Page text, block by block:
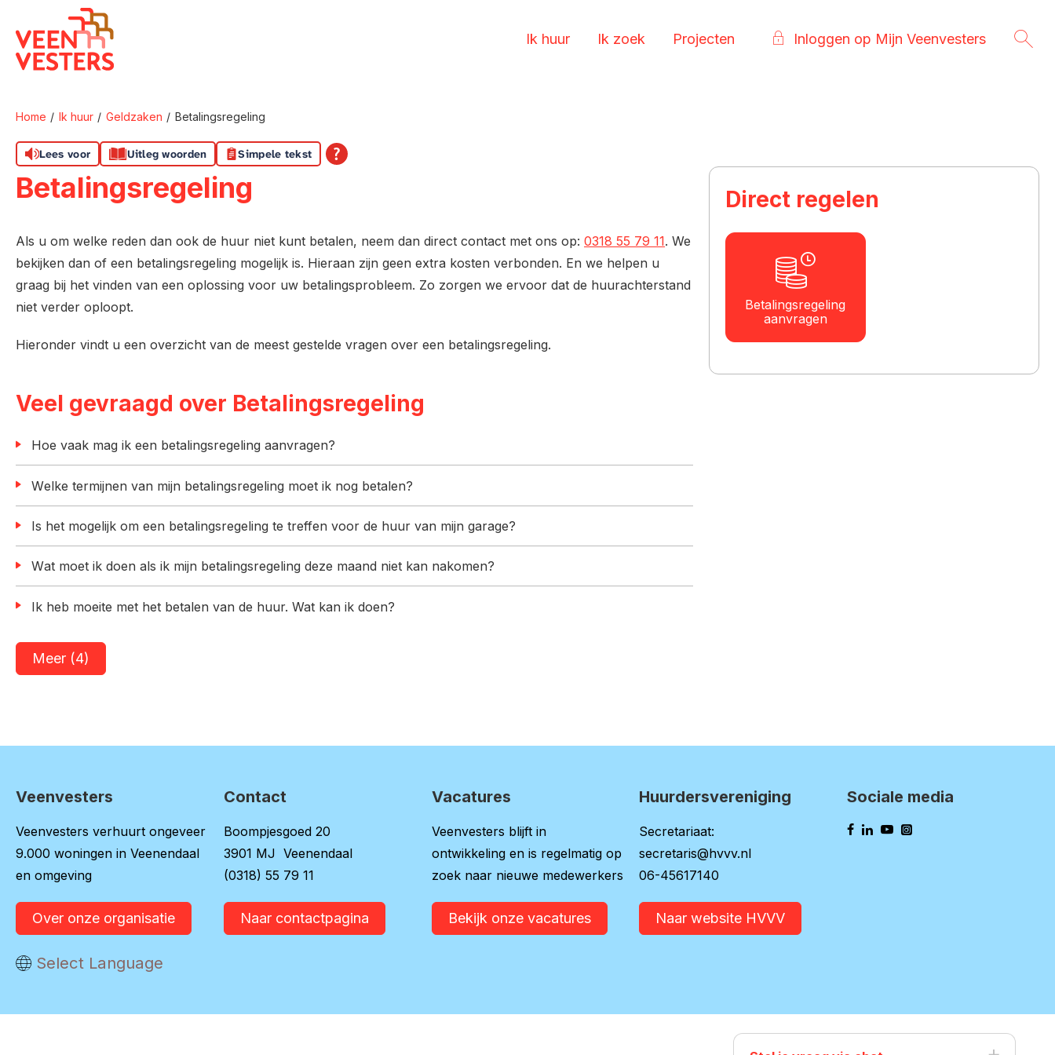
Naar hoofdinhoud
Naar hoofdnavigatiemenu
Naar zoeken
Naar de homepage
Ik huur Ik zoek Projecten Inloggen op Mijn Veenvesters
Home Ik huur Geldzaken Betalingsregeling
Lees voor Uitleg woorden Simpele tekst
Betalingsregeling
Als u om welke reden dan ook de huur niet kunt betalen, neem dan direct contact met ons op: 0318 55 79 11. We
bekijken dan of een betalingsregeling mogelijk is. Hieraan zijn geen extra kosten verbonden. En we helpen u
graag bij het vinden van een oplossing voor uw betalingsprobleem. Zo zorgen we ervoor dat de huurachterstand
niet verder oploopt.
Hieronder vindt u een overzicht van de meest gestelde vragen over een betalingsregeling.
Veel gevraagd over Betalingsregeling
Hoe vaak mag ik een betalingsregeling aanvragen?
Welke termijnen van mijn betalingsregeling moet ik nog betalen?
Is het mogelijk om een betalingsregeling te treffen voor de huur van mijn garage?
Wat moet ik doen als ik mijn betalingsregeling deze maand niet kan nakomen?
Ik heb moeite met het betalen van de huur. Wat kan ik doen?
Meer (4)
Direct regelen

Betalingsregeling
aanvragen
Contactinformatie
Veenvesters
Veenvesters verhuurt ongeveer
9.000 woningen in Veenendaal
en omgeving
Over onze organisatie
Contact
Boompjesgoed 20
3901 MJ Veenendaal
(0318) 55 79 11
Naar contactpagina
Vacatures
Veenvesters blijft in
ontwikkeling en is regelmatig op
zoek naar nieuwe medewerkers
Bekijk onze vacatures
Huurdersvereniging
Secretariaat:
secretaris@hvvv.nl
06-45617140
Naar website HVVV
Sociale media
Vertaal deze pagina
Select Language